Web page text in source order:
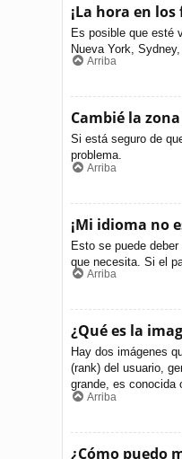
¡La hora en
Es posible que esté
Nueva York,
Arriba
Cambié la
Si está seguro de
problema.
Arriba
¡Mi idioma no
Esto se puede
que necesita. Si el
Arriba
¿Qué es la
Hay dos imágenes
(rank) del usuario,
grande, es conocida
Arriba
¿Cómo puedo